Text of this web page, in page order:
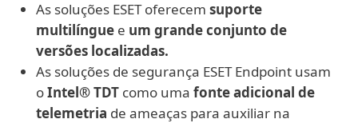
As soluções ESET oferecem suporte
multilíngue e um grande conjunto de
versões localizadas.
As soluções de segurança ESET Endpoint usam
oIntel® TDT como uma fonte adicional de
telemetria de ameaças para auxiliar na